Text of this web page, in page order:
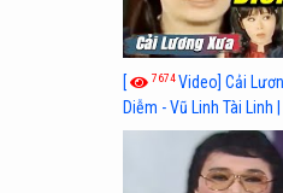
[ 7674Video] Cải
Diễm - Vũ Linh Tài Linh
hay nhất